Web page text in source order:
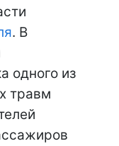
. В
одного из
травм